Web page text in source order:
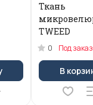
Ткань
TWEED
0 Под заказ
В